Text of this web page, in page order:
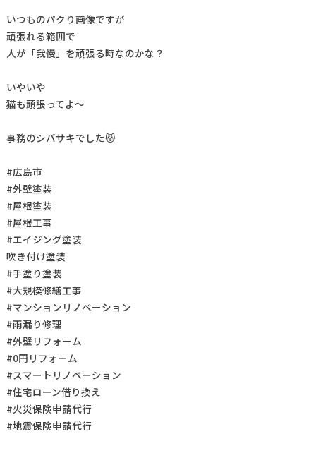
いつものパクり画像ですが
頑張れる範囲で
人が「我慢」を頑張る時なのかな？
いやいや
猫も頑張ってよ～
事務のシバサキでした😾
#広島市
#外壁塗装
#屋根塗装
#屋根工事
#エイジング塗装
吹き付け塗装
#手塗り塗装
#大規模修繕工事
#マンションリノベーション
#雨漏り修理
#外壁リフォーム
#0円リフォーム
#スマートリノベーション
#住宅ローン借り換え
#火災保険申請代行
#地震保険申請代行